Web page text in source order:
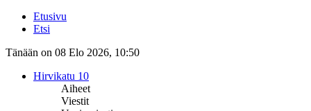
Etusivu
Etsi
Tänään on 08 Elo 2026, 10:50
Hirvikatu 10
Aiheet
Viestit